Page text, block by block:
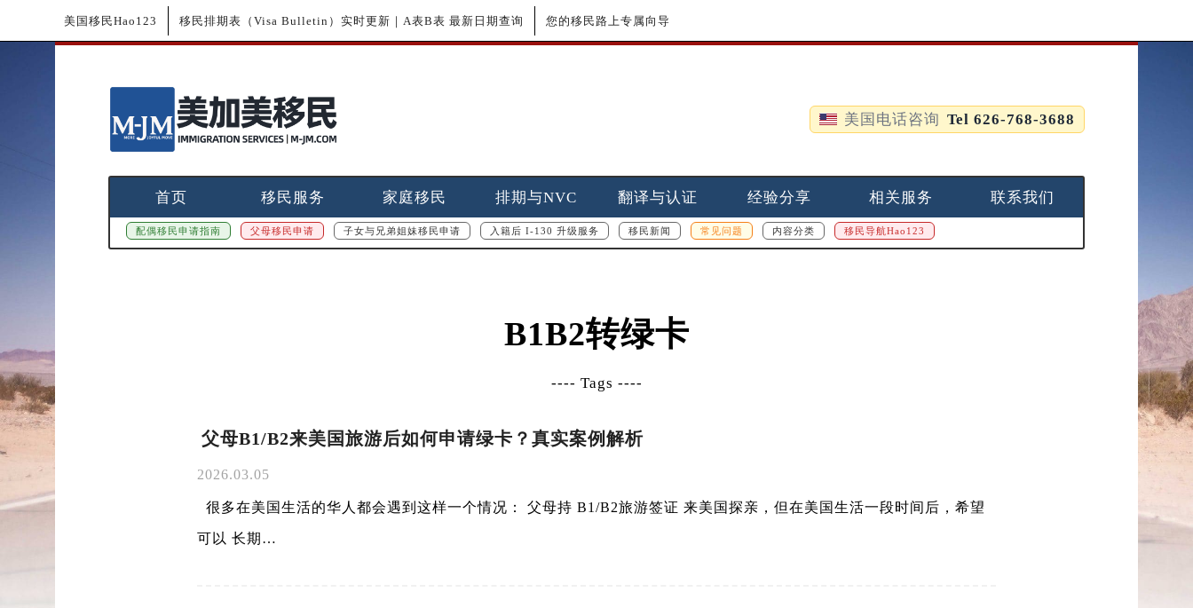
美国移民Hao123 移民排期表（Visa Bulletin）实时更新｜A表B表 最新日期查询 您的移民路上专属向导
美国电话咨询 Tel 626-768-3688
首页 移民服务 家庭移民 排期与NVC 翻译与认证 经验分享 相关服务 联系我们
配偶移民申请指南 父母移民申请 子女与兄弟姐妹移民申请 入籍后 I-130 升级服务 移民新闻 常见问题 内容分类 移民导航Hao123
B1B2转绿卡
---- Tags ----
父母B1/B2来美国旅游后如何申请绿卡？真实案例解析
2026.03.05
很多在美国生活的华人都会遇到这样一个情况： 父母持 B1/B2旅游签证 来美国探亲，但在美国生活一段时间后，希望
可以 长期…